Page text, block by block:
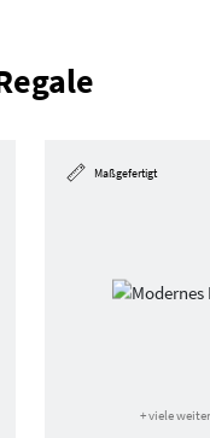
Maßgefertigt
+ viele